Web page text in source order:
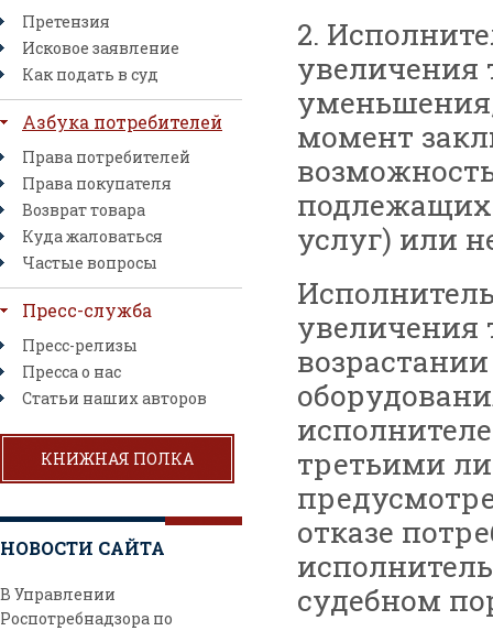
Претензия
Исковое заявление
Как подать в суд
Азбука потребителей
Права потребителей
Права покупателя
Возврат товара
Куда жаловаться
Частые вопросы
Пресс-служба
Пресс-релизы
Пресса о нас
Статьи наших авторов
КНИЖНАЯ ПОЛКА
НОВОСТИ САЙТА
В Управлении
Роспотребнадзора по
2.
увеличения
момент
услуг) или
увеличения
третьими
отказе
судебном